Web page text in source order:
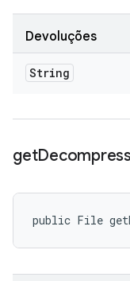
Devoluções
String
getDecompress
public File